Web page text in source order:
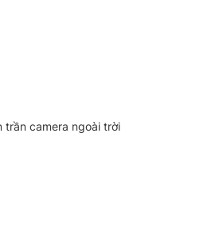
trần camera ngoài trời